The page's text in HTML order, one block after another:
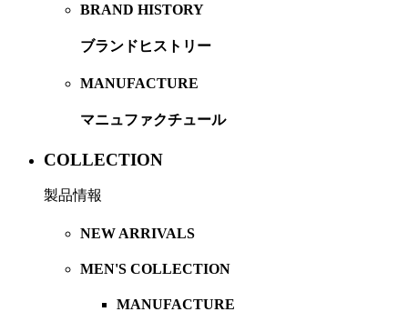
BRAND HISTORY
ブランドヒストリー
MANUFACTURE
マニュファクチュール
COLLECTION
製品情報
NEW ARRIVALS
MEN'S COLLECTION
MANUFACTURE